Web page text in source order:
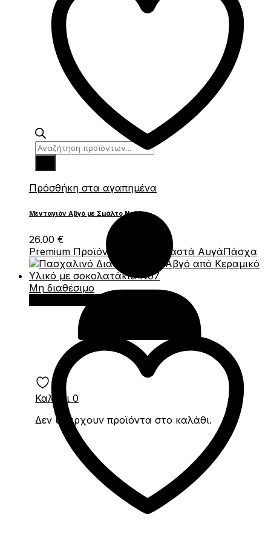
Products
search
Καλάθι 0
Δεν υπάρχουν προϊόντα στο καλάθι.
Πρόσθήκη στα αγαπημένα
Μενταγιόν Αβγό με Σμάλτο Νο27
26.00 €
Premium Προϊόντα
Κρεμαστά ΑυγάΠάσχα
Μη διαθέσιμο